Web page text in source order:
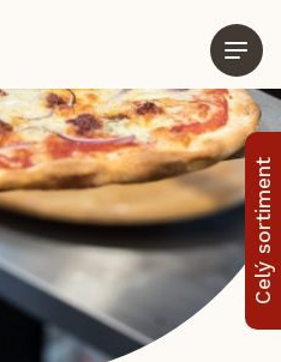
Celý sortiment